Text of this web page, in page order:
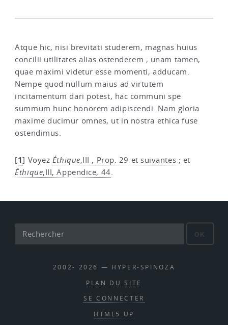
Atque hic, nisi brevitati studerem, magnas huius
concilii utilitates alias ostenderem ; unam tamen,
quae maximi videtur esse momenti, adducam.
Nempe quod nullum maius ad virtutem
incitamentum dari potest, hac communi spe
summum hunc honorem adipiscendi. Nam gloria
maxime ducimur omnes, ut in nostra ethica fuse
ostendimus.
[1] Voyez Éthique,III , Prop. 29 et suivantes ; et
Éthique,III, Appendice, 44.
OK
2002- 2026 — HYPER-SPINOZA
PLAN DU SITE
SE CONNECTER
HTML5 UP